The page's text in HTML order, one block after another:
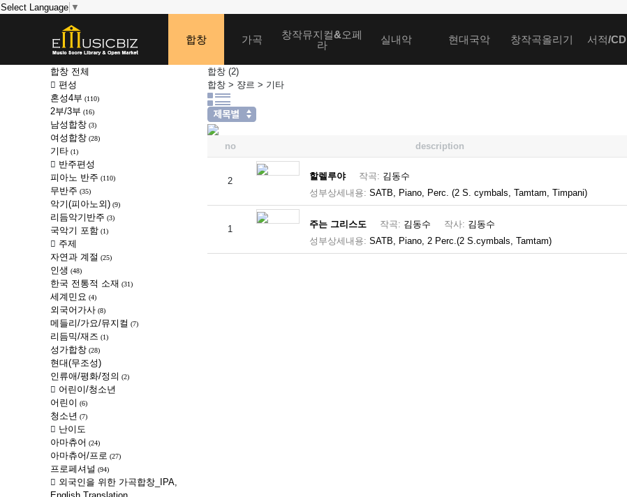
Select Language ▼
합창 가곡
창작뮤지컬&오페
라
실내악 현대국악 창작곡올리기 서적/CD
합창 전체
편성
혼성4부 (110)
2부/3부 (16)
남성합창 (3)
여성합창 (28)
기타 (1)
반주편성
피아노 반주 (110)
무반주 (35)
악기(피아노외) (9)
리듬악기반주 (3)
국악기 포함 (1)
주제
자연과 계절 (25)
인생 (48)
한국 전통적 소재 (31)
세계민요 (4)
외국어가사 (8)
메들리/가요/뮤지컬 (7)
리듬믹/재즈 (1)
성가합창 (28)
현대(무조성)
인류애/평화/정의 (2)
어린이/청소년
어린이 (6)
청소년 (7)
난이도
아마츄어 (24)
아마츄어/프로 (27)
프로페셔널 (94)
외국인을 위한 가곡합창_IPA,
합창 (2)
합창 > 쟝르 > 기타
no description
2 할렐루야 작곡: 김동수
성부상세내용: SATB, Piano, Perc. (2 S. cymbals, Tamtam, Timpani)
1 주는 그리스도 작곡: 김동수 작사: 김동수
성부상세내용: SATB, Piano, 2 Perc.(2 S.cymbals, Tamtam)